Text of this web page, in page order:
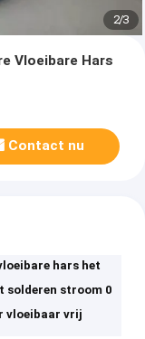
2/3
Vloeibare Hars
Contact nu
hars het
solderen stroom 0
vloeibaar vrij